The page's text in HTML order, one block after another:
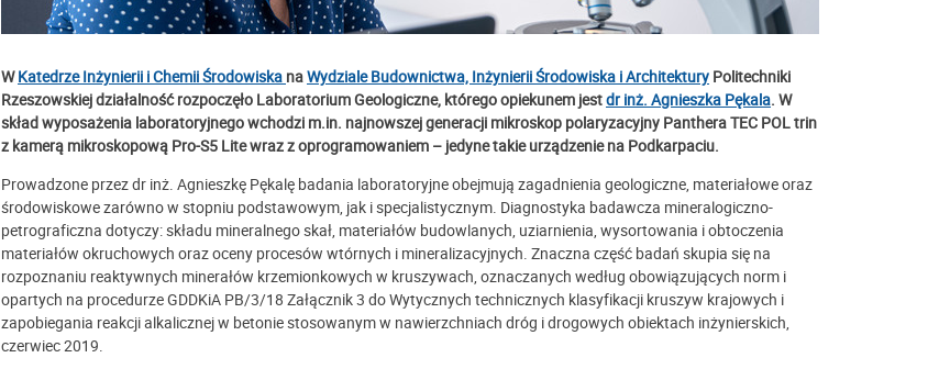
WKatedrze Inżynierii i Chemii Środowiska naWydziale Budownictwa, Inżynierii Środowiska i Architektury Politechniki
Rzeszowskiej działalność rozpoczęło Laboratorium Geologiczne, którego opiekunem jestdr inż. Agnieszka Pękala. W
skład wyposażenia laboratoryjnego wchodzi m.in. najnowszej generacji mikroskop polaryzacyjny Panthera TEC POL trin
z kamerą mikroskopową Pro-S5 Lite wraz z oprogramowaniem – jedyne takie urządzenie na Podkarpaciu.
Prowadzone przez dr inż. Agnieszkę Pękalę badania laboratoryjne obejmują zagadnienia geologiczne, materiałowe oraz
środowiskowe zarówno w stopniu podstawowym, jak i specjalistycznym. Diagnostyka badawcza mineralogiczno-
petrograficzna dotyczy: składu mineralnego skał, materiałów budowlanych, uziarnienia, wysortowania i obtoczenia
materiałów okruchowych oraz oceny procesów wtórnych i mineralizacyjnych. Znaczna część badań skupia się na
rozpoznaniu reaktywnych minerałów krzemionkowych w kruszywach, oznaczanych według obowiązujących norm i
opartych na procedurze GDDKiA PB/3/18 Załącznik 3 do Wytycznych technicznych klasyfikacji kruszyw krajowych i
zapobiegania reakcji alkalicznej w betonie stosowanym w nawierzchniach dróg i drogowych obiektach inżynierskich,
czerwiec 2019.